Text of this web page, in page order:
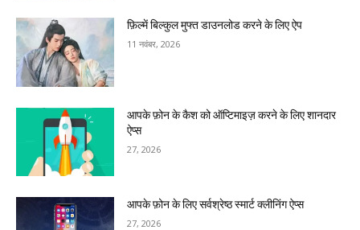
फ़िल्में बिल्कुल मुफ्त डाउनलोड करने के लिए ऐप
11 नवंबर, 2026
आपके फ़ोन के कैश को ऑप्टिमाइज़ करने के लिए शानदार
ऐप्स
27, 2026
आपके फ़ोन के लिए सर्वश्रेष्ठ स्मार्ट क्लीनिंग ऐप्स
27, 2026